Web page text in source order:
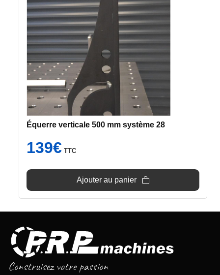
Équerre verticale 500 mm système 28
139€ TTC
Ajouter au panier